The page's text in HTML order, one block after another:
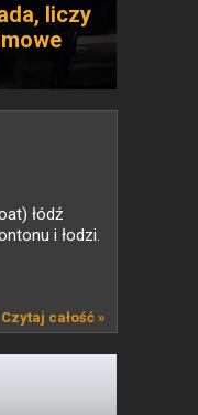
liczy
łódź
i łodzi.
Czytaj całość »